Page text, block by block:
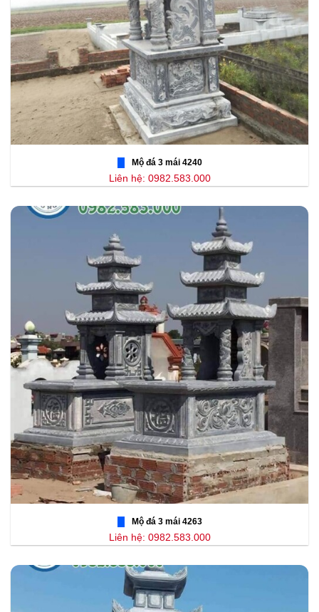
Mộ đá 3 mái 4240
Liên hệ: 0982.583.000
Mộ đá 3 mái 4263
Liên hệ: 0982.583.000